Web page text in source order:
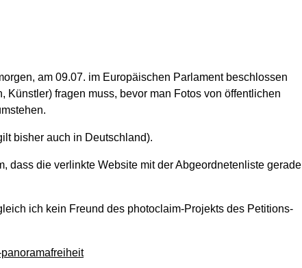
am 09.07. im Europäischen Parlament beschlossen
fragen muss, bevor man Fotos von öffentlichen
bisher auch in Deutschland).
dass die verlinkte Website mit der Abgeordnetenliste gerade
ich kein Freund des photoclaim-Projekts des Petitions-